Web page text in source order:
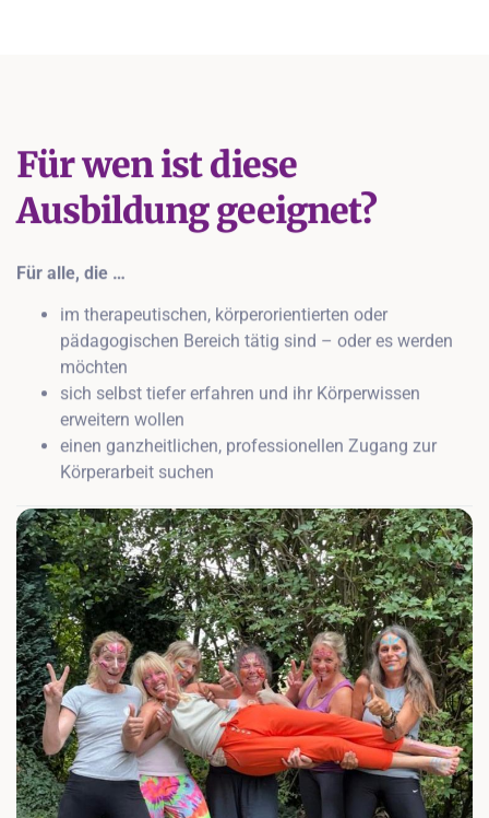
Für wen ist diese
Ausbildung geeignet?
Für alle, die …
im therapeutischen, körperorientierten oder
pädagogischen Bereich tätig sind – oder es werden
möchten
sich selbst tiefer erfahren und ihr Körperwissen
erweitern wollen
einen ganzheitlichen, professionellen Zugang zur
Körperarbeit suchen